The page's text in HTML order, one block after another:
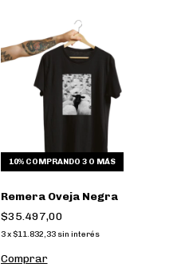
10% COMPRANDO 3 O MÁS
Remera Oveja Negra
$35.497,00
3 x $11.832,33 sin interés
Comprar